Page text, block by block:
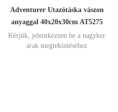
Adventurer Utazótáska vászon
anyaggal 40x20x30cm AT5275
Kérjük, jelentkezzen be a nagyker
árak megtekintéséhez